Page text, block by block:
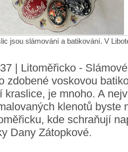
jsou slámování a batikování. V
| Litoměřicko -
zdobené voskovou
kraslice, je mnoho. A
klenotů byste
kde schraňují
Dany Zátopkové.